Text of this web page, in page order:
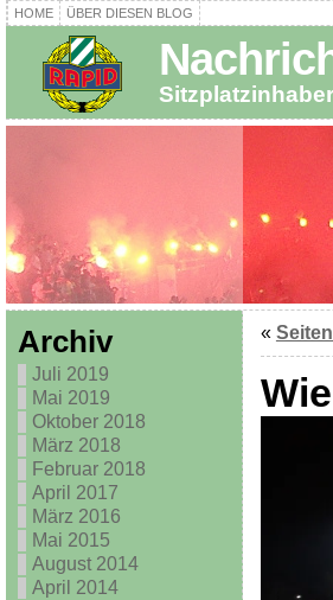
HOME ÜBER DIESEN BLOG
Archiv
Juli 2019
Mai 2019
Oktober 2018
März 2018
Februar 2018
April 2017
März 2016
Mai 2015
August 2014
April 2014
«